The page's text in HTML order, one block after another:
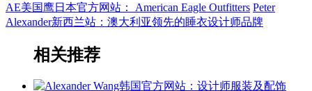
AE美国鹰日本官方网站： American Eagle Outfitters Peter
Alexander新西兰站：澳大利亚领先的睡衣设计师品牌
相关推荐